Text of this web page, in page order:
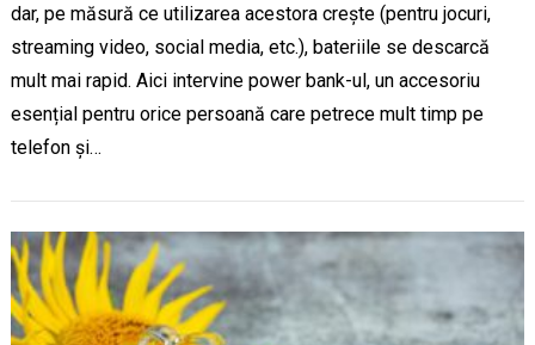
dar, pe măsură ce utilizarea acestora crește (pentru jocuri,
streaming video, social media, etc.), bateriile se descarcă
mult mai rapid. Aici intervine power bank-ul, un accesoriu
esențial pentru orice persoană care petrece mult timp pe
telefon și…